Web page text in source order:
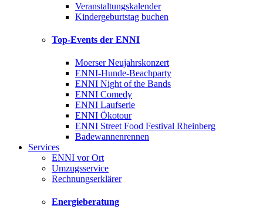
Veranstaltungskalender
Kindergeburtstag buchen
Top-Events der ENNI
Moerser Neujahrskonzert
ENNI-Hunde-Beachparty
ENNI Night of the Bands
ENNI Comedy
ENNI Laufserie
ENNI Ökotour
ENNI Street Food Festival Rheinberg
Badewannenrennen
Services
ENNI vor Ort
Umzugsservice
Rechnungserklärer
Energieberatung